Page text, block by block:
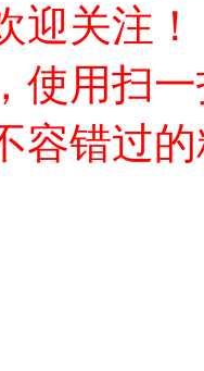
迎关注！
使用扫
容错过